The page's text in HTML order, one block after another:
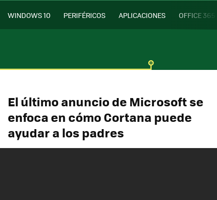
WINDOWS 10 PERIFÉRICOS APLICACIONES OFFICE 365
El último anuncio de Microsoft se
enfoca en cómo Cortana puede
ayudar a los padres